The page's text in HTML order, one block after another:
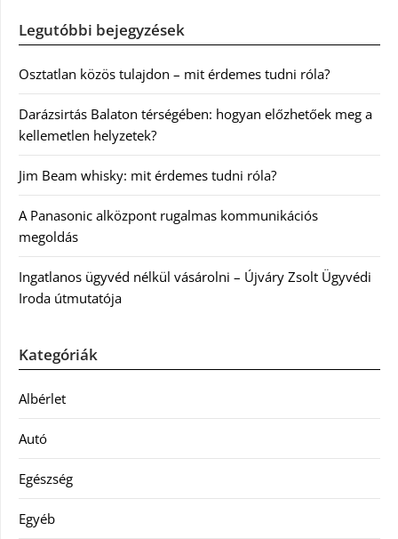
Legutóbbi bejegyzések
Osztatlan közös tulajdon – mit érdemes tudni róla?
Darázsirtás Balaton térségében: hogyan előzhetőek meg a
kellemetlen helyzetek?
Jim Beam whisky: mit érdemes tudni róla?
A Panasonic alközpont rugalmas kommunikációs
megoldás
Ingatlanos ügyvéd nélkül vásárolni – Újváry Zsolt Ügyvédi
Iroda útmutatója
Kategóriák
Albérlet
Autó
Egészség
Egyéb